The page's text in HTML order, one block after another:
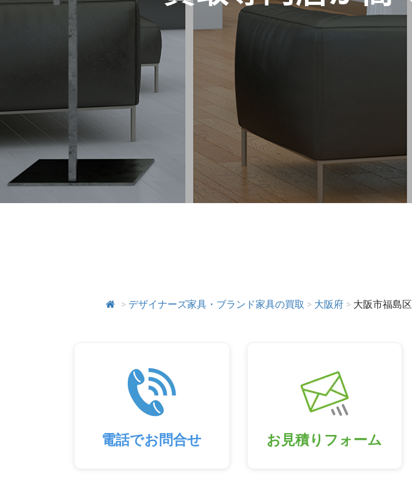
> デザイナーズ家具・ブランド家具の買取 > 大阪府 > 大阪市福島区
電話でお問合せ お見積りフォーム